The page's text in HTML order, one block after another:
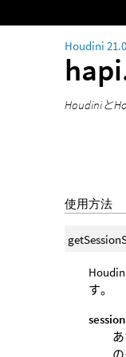
Houdini 21.0
Houdiniと
使用方法
す。
session